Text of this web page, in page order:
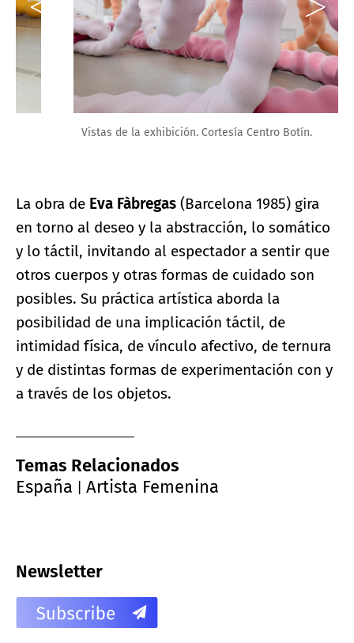
Vistas de la exhibición. Cortesía Centro Botín.
La obra de Eva Fàbregas (Barcelona 1985) gira
en torno al deseo y la abstracción, lo somático
y lo táctil, invitando al espectador a sentir que
otros cuerpos y otras formas de cuidado son
posibles. Su práctica artística aborda la
posibilidad de una implicación táctil, de
intimidad física, de vínculo afectivo, de ternura
y de distintas formas de experimentación con y
a través de los objetos.
Temas Relacionados
España
Artista Femenina
Newsletter